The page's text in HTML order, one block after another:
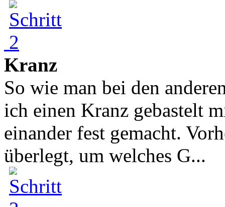
Kranz
So wie man bei den
ich einen Kranz gebastelt
einander fest gemacht.
überlegt, um welches G...